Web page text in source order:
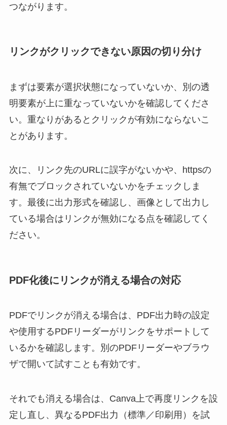
つながります。
リンクがクリックできない原因の切り分け
まずは要素が選択状態になっていないか、別の透
明要素が上に重なっていないかを確認してくださ
い。重なりがあるとクリックが有効にならないこ
とがあります。
次に、リンク先のURLに誤字がないかや、httpsの
有無でブロックされていないかをチェックしま
す。最後に出力形式を確認し、画像として出力し
ている場合はリンクが無効になる点を確認してく
ださい。
PDF化後にリンクが消える場合の対応
PDFでリンクが消える場合は、PDF出力時の設定
や使用するPDFリーダーがリンクをサポートして
いるかを確認します。別のPDFリーダーやブラウ
ザで開いて試すことも有効です。
それでも消える場合は、Canva上で再度リンクを設
定し直し、異なるPDF出力（標準／印刷用）を試